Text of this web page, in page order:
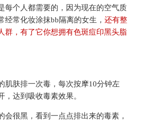
每个人都需要的，因为现在的空气质
经常化妆涂抹bb隔离的女生， 还有整
群，有了它你想拥有色斑痘印黑头脂
肌肤排一次毒，每次按摩10分钟左
达到吸收毒素效果。
会很黑，看到一点点排出来的毒素，